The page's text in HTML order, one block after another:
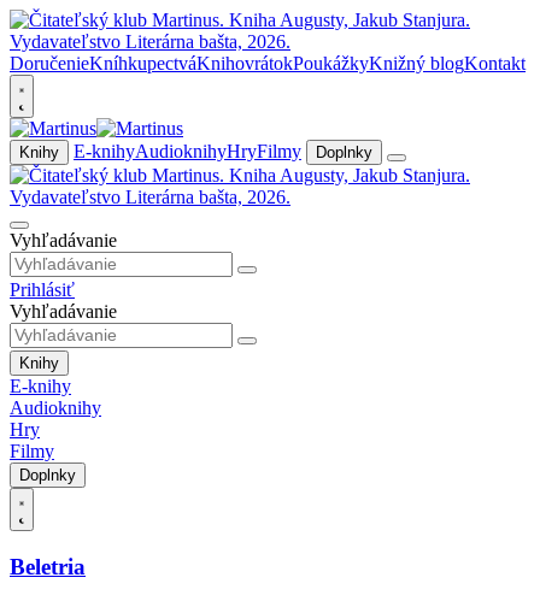
DoručenieKníhkupectváKnihovrátokPoukážkyKnižný blogKontakt
Knihy E-knihyAudioknihyHryFilmy Doplnky
Vyhľadávanie
Prihlásiť
Vyhľadávanie
Knihy
E-knihy
Audioknihy
Hry
Filmy
Doplnky
Beletria